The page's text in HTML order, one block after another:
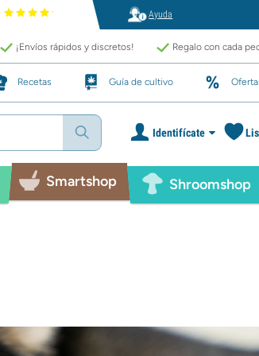
Ayuda
¡Envíos rápidos y discretos! Regalo con cada
Recetas Guía de cultivo
Identifícate
Smartshop Shroomshop